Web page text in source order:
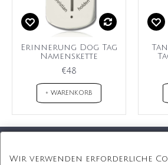
Erinnerung Dog Tag
Namenskette
€48
+ WARENKORB
Wir verwenden erforderliche